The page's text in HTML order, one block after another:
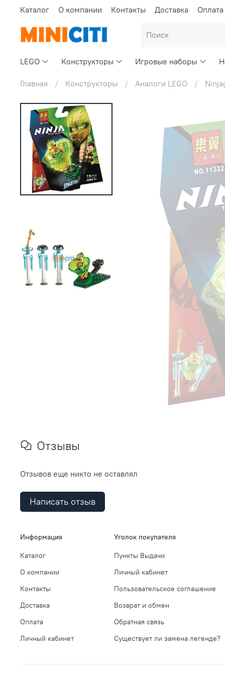
Каталог О компании Контакты Доставка Оплата
LEGO Конструкторы Игровые наборы
Главная Конструкторы Аналоги LEGO
Отзывы
Отзывов еще никто не оставлял
Написать отзыв
Информация
Каталог
О компании
Контакты
Доставка
Оплата
Личный кабинет
Уголок покупателя
Пункты Выдачи
Личный кабинет
Пользовательское соглашение
Возврат и обмен
Обратная связь
Существует ли замена легенде?